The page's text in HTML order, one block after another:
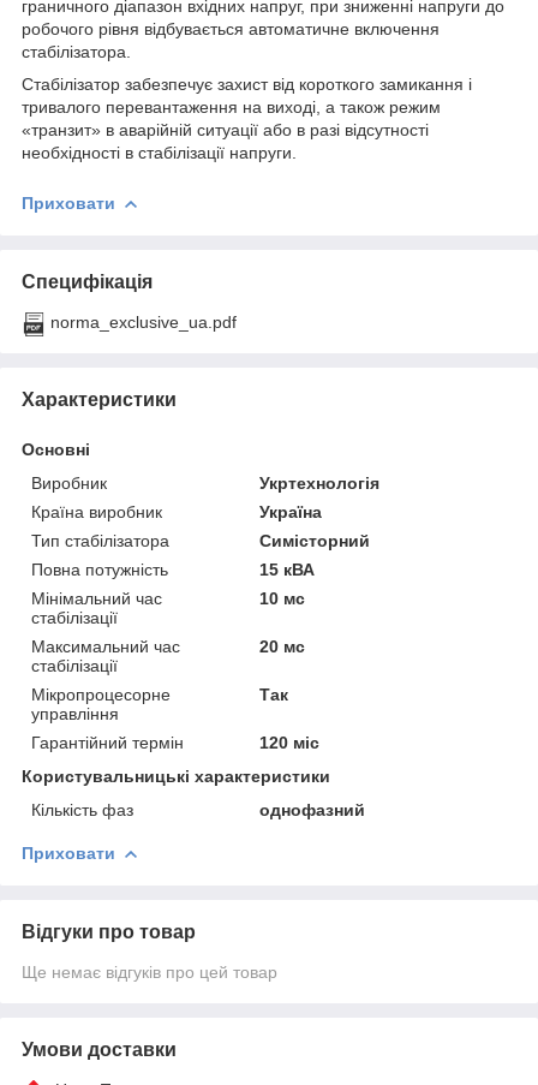
граничного діапазон вхідних напруг, при зниженні напруги до
робочого рівня відбувається автоматичне включення
стабілізатора.
Стабілізатор забезпечує захист від короткого замикання і
тривалого перевантаження на виході, а також режим
«транзит» в аварійній ситуації або в разі відсутності
необхідності в стабілізації напруги.
Приховати
Специфікація
norma_exclusive_ua.pdf
Характеристики
Основні
Виробник
Укртехнологія
Країна виробник
Україна
Тип стабілізатора
Симісторний
Повна потужність
15 кВА
Мінімальний час
стабілізації
10 мс
Максимальний час
стабілізації
20 мс
Мікропроцесорне
управління
Так
Гарантійний термін
120 міс
Користувальницькі характеристики
Кількість фаз
однофазний
Приховати
Відгуки про товар
Ще немає відгуків про цей товар
Умови доставки